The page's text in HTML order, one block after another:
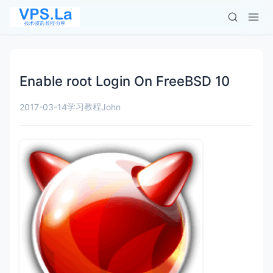
Enable root Login On FreeBSD 10
2017-03-14学习教程John